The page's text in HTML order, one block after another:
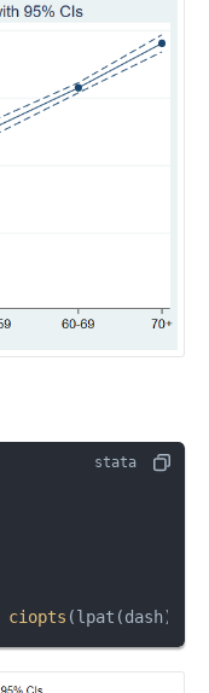
ciopts (lpat(dash))